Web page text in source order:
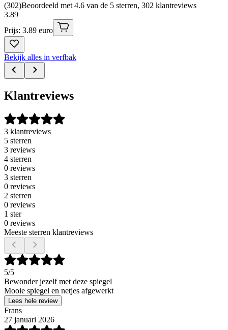
(302)Beoordeeld met 4.6 van de 5 sterren, 302 klantreviews
3.89
Prijs: 3.89 euro
Bekijk alles in verfbak
Klantreviews
3 klantreviews
5 sterren
3 reviews
4 sterren
0 reviews
3 sterren
0 reviews
2 sterren
0 reviews
1 ster
0 reviews
Meeste sterren klantreviews
5/5
Bewonder jezelf met deze spiegel
Mooie spiegel en netjes afgewerkt
Lees hele review
Frans
27 januari 2026